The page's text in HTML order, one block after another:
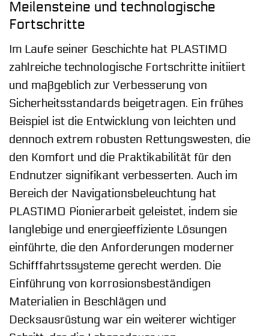
Meilensteine und technologische
Fortschritte
Im Laufe seiner Geschichte hat PLASTIMO
zahlreiche technologische Fortschritte initiiert
und maßgeblich zur Verbesserung von
Sicherheitsstandards beigetragen. Ein frühes
Beispiel ist die Entwicklung von leichten und
dennoch extrem robusten Rettungswesten, die
den Komfort und die Praktikabilität für den
Endnutzer signifikant verbesserten. Auch im
Bereich der Navigationsbeleuchtung hat
PLASTIMO Pionierarbeit geleistet, indem sie
langlebige und energieeffiziente Lösungen
einführte, die den Anforderungen moderner
Schifffahrtssysteme gerecht werden. Die
Einführung von korrosionsbeständigen
Materialien in Beschlägen und
Decksausrüstung war ein weiterer wichtiger